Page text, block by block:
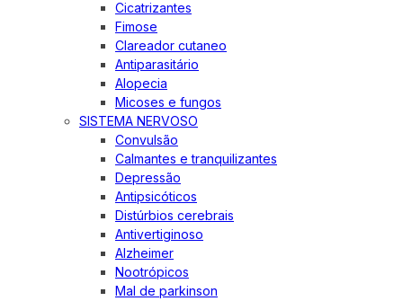
Cicatrizantes
Fimose
Clareador cutaneo
Antiparasitário
Alopecia
Micoses e fungos
SISTEMA NERVOSO
Convulsão
Calmantes e tranquilizantes
Depressão
Antipsicóticos
Distúrbios cerebrais
Antivertiginoso
Alzheimer
Nootrópicos
Mal de parkinson